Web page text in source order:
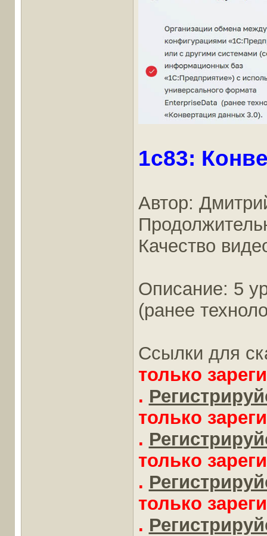
1c83:
Автор:
Качество
Описание: 5
(ранее
Ссылки для
только
.
только
.
только
.
только
.